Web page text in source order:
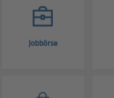
Jobbörse